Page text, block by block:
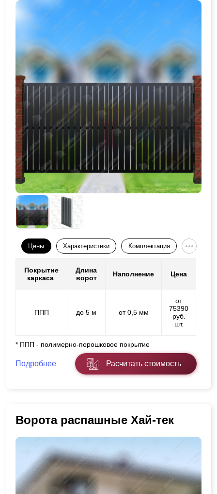
Цены Характеристики Комплектация
Покрытие
каркаса
Длина
ворот
Наполнение Цена
ППП до 5 м от 0,5 мм
от
75390
руб.
шт.
* ППП - полимерно-порошковое покрытие
Подробнее Расчитать стоимость
Ворота распашные Хай-тек